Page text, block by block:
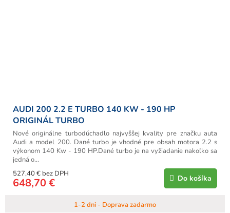
AUDI 200 2.2 E TURBO 140 KW - 190 HP
ORIGINÁL TURBO
1-2 dni - Doprava zadarmo
527,40 € bez DPH
648,70 € Do košíka
Nové originálne turbodúchadlo najvyššej kvality pre značku auta
Audi a model 200. Dané turbo je vhodné pre obsah motora 2.2 s
výkonom 140 Kw - 190 HP.Dané turbo je na vyžiadanie nakoľko sa
jedná o...